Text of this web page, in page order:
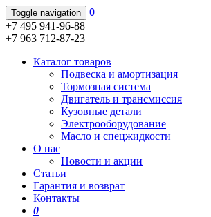
Toggle navigation
0
+7 495 941-96-88
+7 963 712-87-23
Каталог товаров
Подвеска и амортизация
Тормозная система
Двигатель и трансмиссия
Кузовные детали
Электрооборудование
Масло и спецжидкости
О нас
Новости и акции
Статьи
Гарантия и возврат
Контакты
0